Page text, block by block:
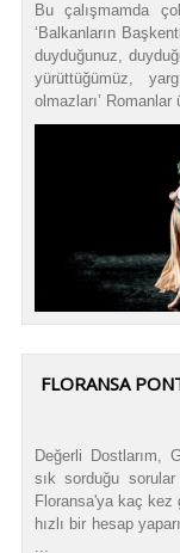
Bu çalışmamda
‘Balkanların
duyduğunuz,
yürüttüğümüz,
olmazları’ Romanlar
FLORANSA
Değerli Dostlarım,
sık sorduğu
Floransa'ya kaç kez
hızlı bir hesap